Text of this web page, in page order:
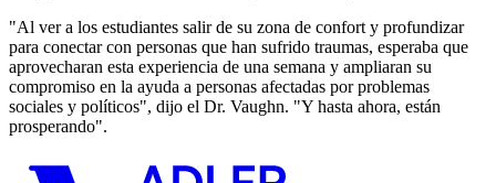
"Al ver a los estudiantes salir de su zona de confort y profundizar
para conectar con personas que han sufrido traumas, esperaba que
aprovecharan esta experiencia de una semana y ampliaran su
compromiso en la ayuda a personas afectadas por problemas
sociales y políticos", dijo el Dr. Vaughn. "Y hasta ahora, están
prosperando".